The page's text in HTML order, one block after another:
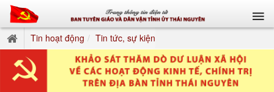
Tin hoạt động Tin tức, sự kiện